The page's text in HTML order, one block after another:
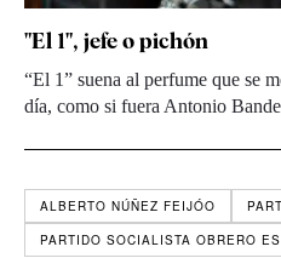
"El 1", jefe o pichón
“El 1” suena al perfume que se
día, como si fuera Antonio
ALBERTO NÚÑEZ FEIJÓO
PARTIDO SOCIALISTA OBRERO